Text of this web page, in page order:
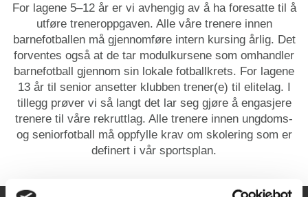
For lagene 5–12 år er vi avhengig av å ha foresatte til å
utføre treneroppgaven. Alle våre trenere innen
barnefotballen må gjennomføre intern kursing årlig. Det
forventes også at de tar modulkursene som omhandler
barnefotball gjennom sin lokale fotballkrets. For lagene
13 år til senior ansetter klubben trener(e) til elitelag. I
tillegg prøver vi så langt det lar seg gjøre å engasjere
trenere til våre rekruttlag. Alle trenere innen ungdoms-
og seniorfotball må oppfylle krav om skolering som er
definert i vår sportsplan.